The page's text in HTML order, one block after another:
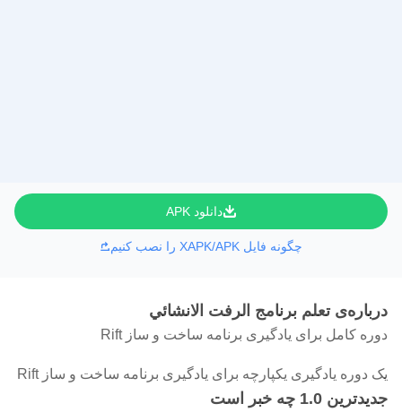
دانلود APK
چگونه فایل XAPK/APK را نصب کنیم
درباره‌ی تعلم برنامج الرفت الانشائي
دوره کامل برای یادگیری برنامه ساخت و ساز Rift
یک دوره یادگیری یکپارچه برای یادگیری برنامه ساخت و ساز Rift
جدیدترین 1.0 چه خبر است